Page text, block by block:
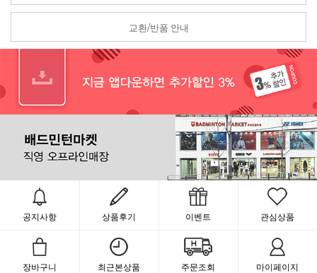
교환/반품 안내
공지사항 상품후기 이벤트 관심상품
장바구니 최근본상품 주문조회 마이페이지